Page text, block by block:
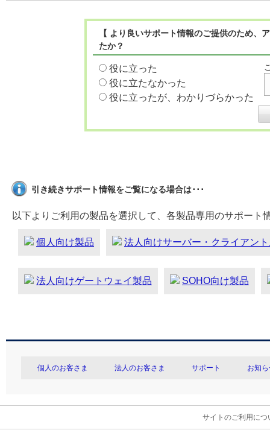
【 より良いサポート情報のご提供のため
たか？
役に立った
役に立たなかった
役に立ったが、わかりづらかった
引き続きサポート情報をご覧になる場合は･･･
以下よりご利用の製品を選択して、各製品専用のサポート
個人向け製品 法人向けサーバー・クライアン
法人向けゲートウェイ製品 SOHO向け製品
個人のお客さま 法人のお客さま サポート お知
サイトのご利用につ